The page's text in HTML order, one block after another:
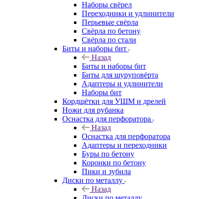
Наборы свёрел
Переходники и удлинители
Перьевые свёрла
Свёрла по бетону
Свёрла по стали
Биты и наборы бит
Назад
Биты и наборы бит
Биты для шуруповёрта
Адаптеры и удлинители
Наборы бит
Кордщётки для УШМ и дрелей
Ножи для рубанка
Оснастка для перфоратора
Назад
Оснастка для перфоратора
Адаптеры и переходники
Буры по бетону
Коронки по бетону
Пики и зубила
Диски по металлу
Назад